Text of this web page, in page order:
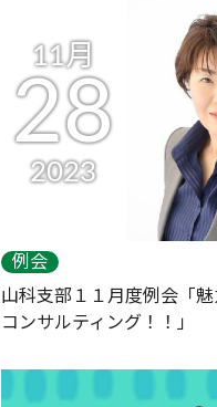
11月
28
2023
例会
山科支部１１月度例会「
コンサルティング！！」